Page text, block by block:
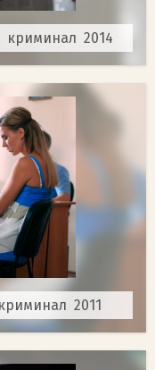
2014
2011